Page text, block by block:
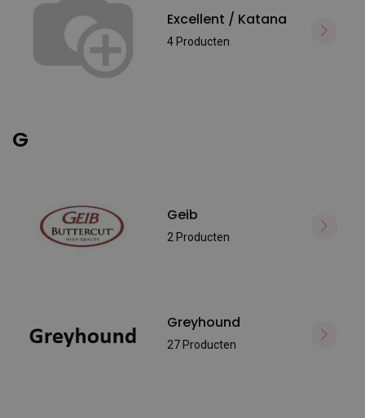
Excellent / Katana
4 Producten
G
Geib
2 Producten
Greyhound
27 Producten